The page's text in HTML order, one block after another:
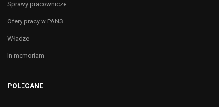
Sprawy pracownicze
Ofery pracy w PANS
Władze
In memoriam
POLECANE